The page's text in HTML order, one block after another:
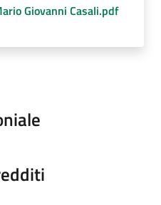
Giovanni Casali.pdf